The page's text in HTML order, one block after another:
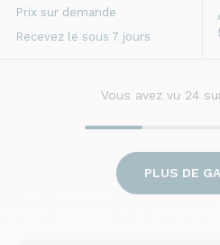
Prix sur demande
Recevez le sous 7 jours
Vous avez vu 24
PLUS DE